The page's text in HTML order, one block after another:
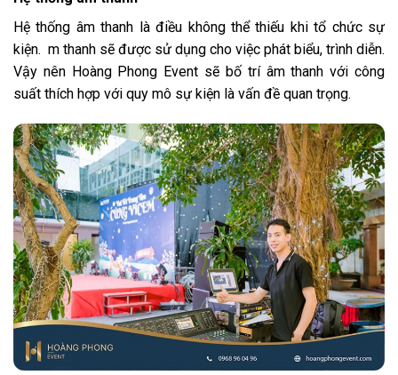
Hệ thống âm thanh là điều không thể thiếu khi tổ chức sự
kiện. m thanh sẽ được sử dụng cho việc phát biểu, trình diễn.
Vậy nên Hoàng Phong Event sẽ bố trí âm thanh với công
suất thích hợp với quy mô sự kiện là vấn đề quan trọng.